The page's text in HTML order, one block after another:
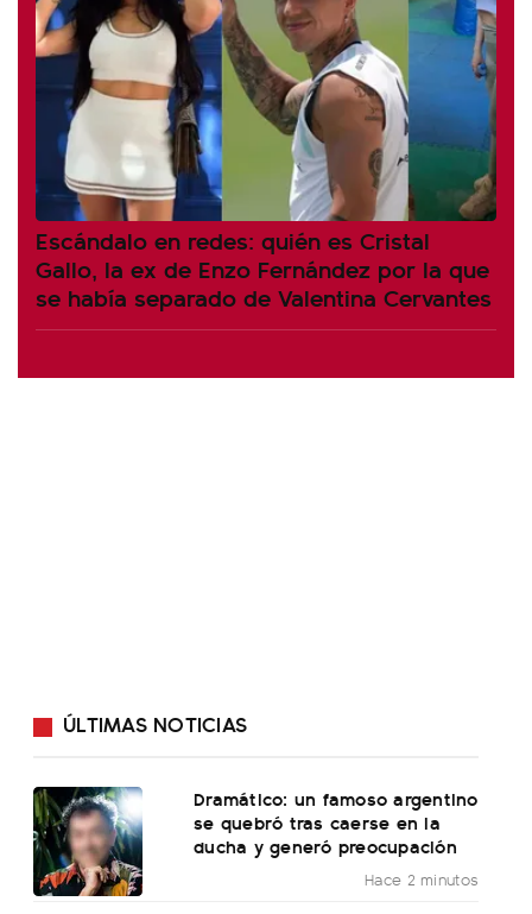
Escándalo en redes: quién es Cristal
Gallo, la ex de Enzo Fernández por la que
se había separado de Valentina Cervantes
ÚLTIMAS NOTICIAS
Dramático: un famoso argentino
se quebró tras caerse en la
ducha y generó preocupación
Hace 2 minutos